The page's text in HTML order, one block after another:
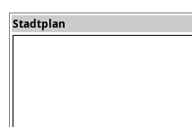
Stadtplan